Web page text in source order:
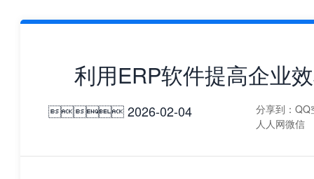
利用ERP软件提高企业
 2026-02-04 分享到： QQ
人人网微信